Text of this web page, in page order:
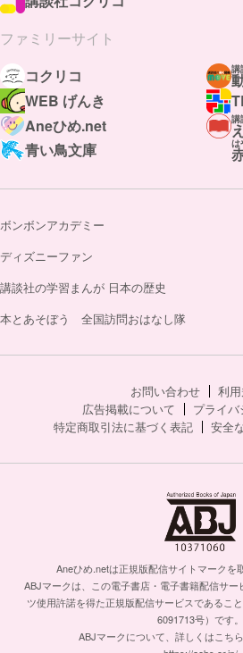
ファミリーサイト
コクリコ
講
WEB げんき
Aneひめ.net
講
青い鳥文庫
は
ボンボンアカデミー
ディズニーファン
講談社の学習まんが 日本の歴史
本とあそぼう 全国訪問おはなし隊
お問い合わせ
利
広告掲載について
プライ
特定商取引法に基づく表記
安全
Aneひめ.netは正規版配信サイトマークを
ABJマークは、この電子書店・電子書籍配信サ
ツ使用許諾を得た正規版配信サービスであるこ
6091713号）です。
ABJマークについて、詳しくはこちら